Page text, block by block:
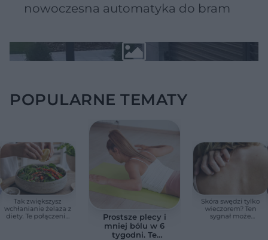
nowoczesna automatyka do bram
POPULARNE TEMATY
Tak zwiększysz
wchłanianie żelaza z
diety. Te połączenia
Prostsze plecy i
mniej bólu w 6
tygodni. Te
Skóra swędzi tylko
wieczorem? Ten
sygnał może